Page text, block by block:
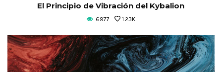
El Principio de Vibración del Kybalion
6977 1.23K